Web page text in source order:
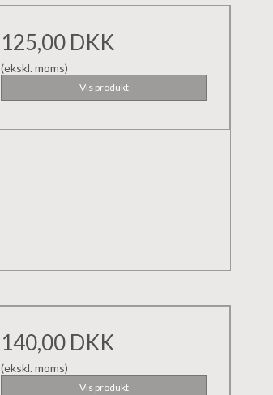
125,00 DKK
(ekskl. moms)
Vis produkt
140,00 DKK
(ekskl. moms)
Vis produkt